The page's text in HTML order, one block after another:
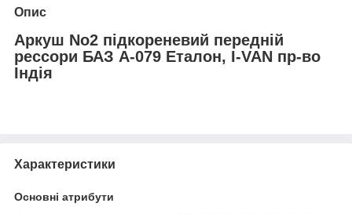
Опис
Аркуш No2 підкореневий передній
рессори БАЗ А-079 Еталон, I-VAN пр-во
Індія
Характеристики
Основні атрибути